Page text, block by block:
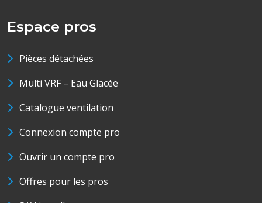
Espace pros
Pièces détachées
Multi VRF – Eau Glacée
Catalogue ventilation
Connexion compte pro
Ouvrir un compte pro
Offres pour les pros